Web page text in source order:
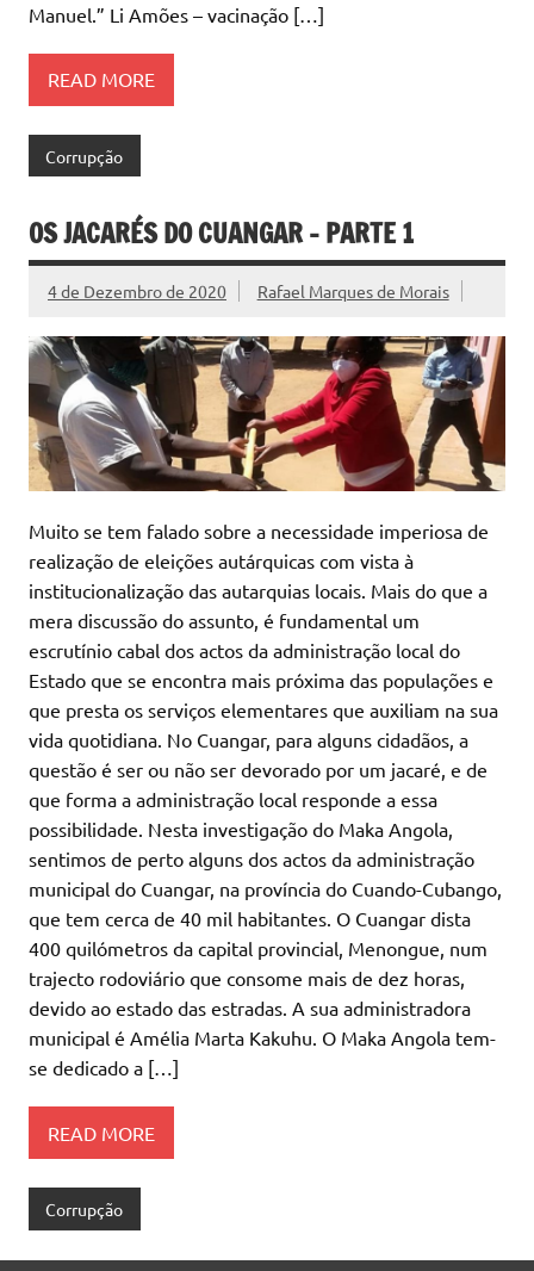
Manuel.” Li Amões – vacinação […]
READ MORE
Corrupção
OS JACARÉS DO CUANGAR – PARTE 1
4 de Dezembro de 2020 Rafael Marques de Morais
Muito se tem falado sobre a necessidade imperiosa de
realização de eleições autárquicas com vista à
institucionalização das autarquias locais. Mais do que a
mera discussão do assunto, é fundamental um
escrutínio cabal dos actos da administração local do
Estado que se encontra mais próxima das populações e
que presta os serviços elementares que auxiliam na sua
vida quotidiana. No Cuangar, para alguns cidadãos, a
questão é ser ou não ser devorado por um jacaré, e de
que forma a administração local responde a essa
possibilidade. Nesta investigação do Maka Angola,
sentimos de perto alguns dos actos da administração
municipal do Cuangar, na província do Cuando-Cubango,
que tem cerca de 40 mil habitantes. O Cuangar dista
400 quilómetros da capital provincial, Menongue, num
trajecto rodoviário que consome mais de dez horas,
devido ao estado das estradas. A sua administradora
municipal é Amélia Marta Kakuhu. O Maka Angola tem-
se dedicado a […]
READ MORE
Corrupção